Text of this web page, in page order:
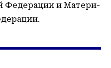
Федерации и Матери-